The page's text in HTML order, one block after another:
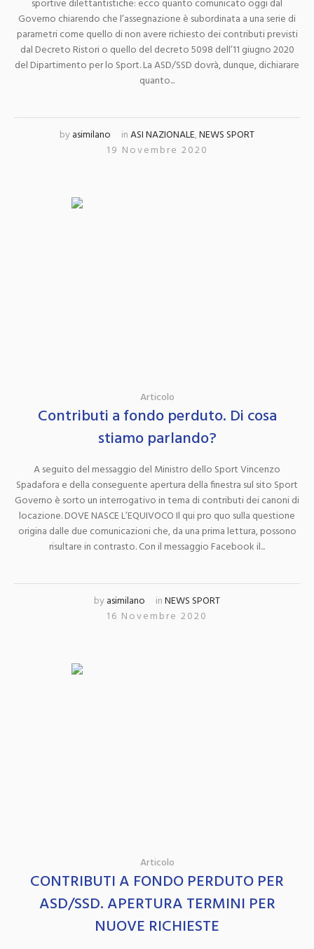
sportive dilettantistiche: ecco quanto comunicato oggi dal
Governo chiarendo che l’assegnazione è subordinata a una serie di
parametri come quello di non avere richiesto dei contributi previsti
dal Decreto Ristori o quello del decreto 5098 dell’11 giugno 2020
del Dipartimento per lo Sport. La ASD/SSD dovrà, dunque, dichiarare
quanto...
byasimilano inASI NAZIONALE,NEWS SPORT
19 Novembre 2020
Articolo
Contributi a fondo perduto. Di cosa
stiamo parlando?
A seguito del messaggio del Ministro dello Sport Vincenzo
Spadafora e della conseguente apertura della finestra sul sito Sport
Governo è sorto un interrogativo in tema di contributi dei canoni di
locazione. DOVE NASCE L’EQUIVOCO Il qui pro quo sulla questione
origina dalle due comunicazioni che, da una prima lettura, possono
risultare in contrasto. Con il messaggio Facebook il...
byasimilano inNEWS SPORT
16 Novembre 2020
Articolo
CONTRIBUTI A FONDO PERDUTO PER
ASD/SSD. APERTURA TERMINI PER
NUOVE RICHIESTE